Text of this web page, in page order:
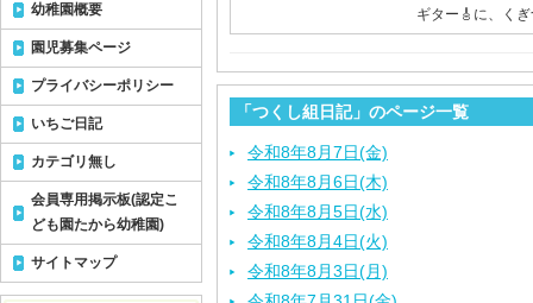
ギター🎸に、く
「つくし組日記」のページ一覧
令和8年8月7日(金)
令和8年8月6日(木)
令和8年8月5日(水)
令和8年8月4日(火)
令和8年8月3日(月)
幼稚園概要
園児募集ページ
プライバシーポリシー
いちご日記
カテゴリ無し
会員専用掲示板(認定こ
ども園たから幼稚園)
サイトマップ